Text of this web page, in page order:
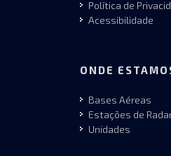
Política de
Acessibilidade
ONDE
Bases Aéreas
Estações de
Unidades